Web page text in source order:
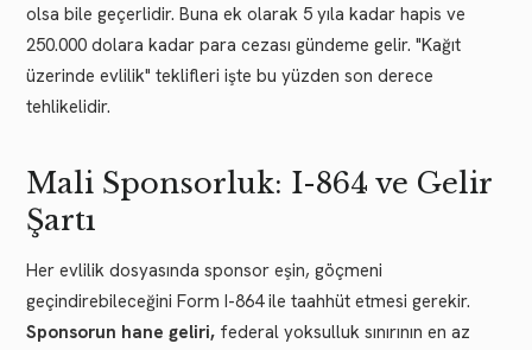
olsa bile geçerlidir. Buna ek olarak 5 yıla kadar hapis ve
250.000 dolara kadar para cezası gündeme gelir. "Kağıt
üzerinde evlilik" teklifleri işte bu yüzden son derece
tehlikelidir.
Mali Sponsorluk: I-864 ve Gelir
Şartı
Her evlilik dosyasında sponsor eşin, göçmeni
geçindirebileceğini Form I-864 ile taahhüt etmesi gerekir.
Sponsorun hane geliri, federal yoksulluk sınırının en az